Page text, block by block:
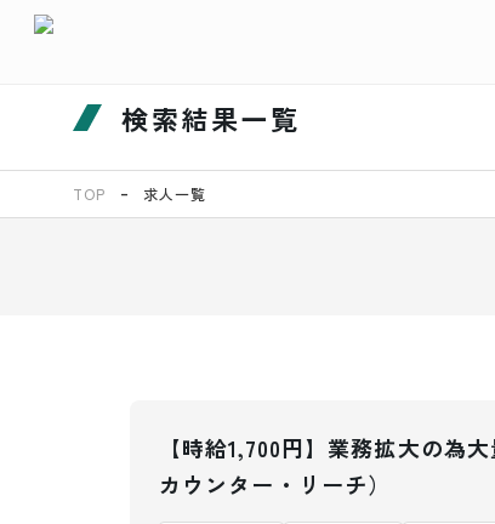
検索結果一覧
TOP 求人一覧
【時給1,700円】業務拡大の為
カウンター・リーチ）